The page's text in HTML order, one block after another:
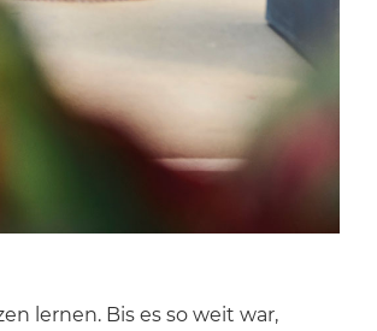
lernen. Bis es so weit war,